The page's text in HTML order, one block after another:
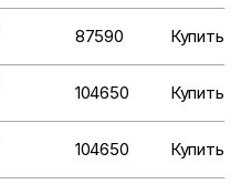
87590 Купить
104650 Купить
104650 Купить